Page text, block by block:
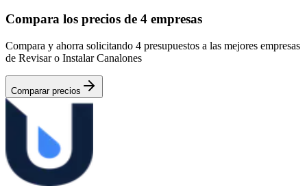
Compara los precios de 4 empresas
Compara y ahorra solicitando 4 presupuestos a las mejores empresas
de Revisar o Instalar Canalones
Comparar precios